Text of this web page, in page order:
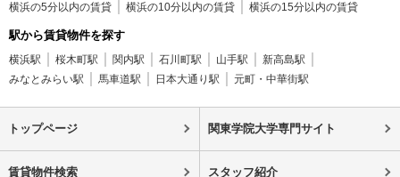
横浜の5分以内の賃貸 横浜の10分以内の賃貸 横浜の15分以内の賃貸
駅から賃貸物件を探す
横浜駅 桜木町駅 関内駅 石川町駅 山手駅
新高島駅
みなとみらい駅
馬車道駅 日本大通り駅 元町・中華街駅
トップページ 関東学院大学専門サイト
賃貸物件検索 スタッフ紹介